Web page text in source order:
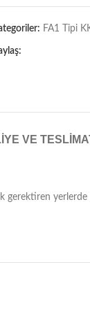
FA1 Tipi
VE
gerektiren yerlerde